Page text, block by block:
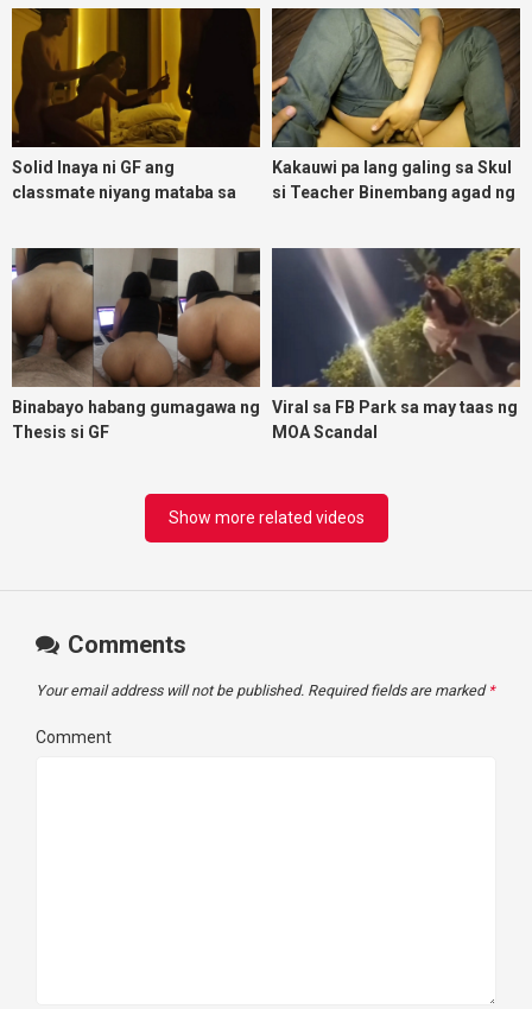
Solid Inaya ni GF ang
classmate niyang mataba sa
Kakauwi pa lang galing sa Skul
si Teacher Binembang agad ng
Binabayo habang gumagawa ng
Thesis si GF
Viral sa FB Park sa may taas ng
MOA Scandal
Show more related videos
Comments
Your email address will not be published. Required fields are marked *
Comment